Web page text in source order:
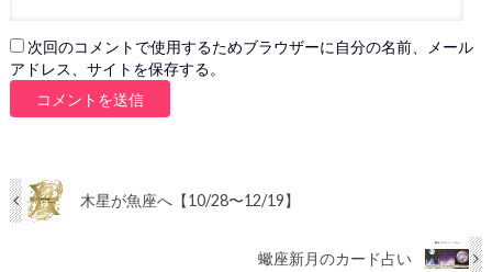
次回のコメントで使用するためブラウザーに自分の名前、メール
アドレス、サイトを保存する。
木星が魚座へ【10/28〜12/19】
蠍座新月のカード占い